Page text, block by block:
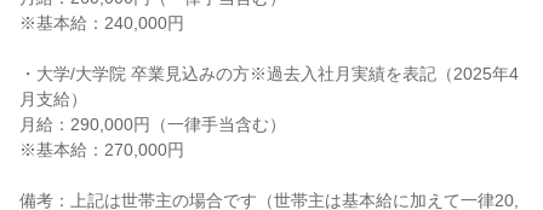
※基本給：240,000円
・大学/大学院 卒業見込みの方※過去入社月実績を表記（2025年4
月支給）
月給：290,000円（一律手当含む）
※基本給：270,000円
備考：上記は世帯主の場合です（世帯主は基本給に加えて一律20,